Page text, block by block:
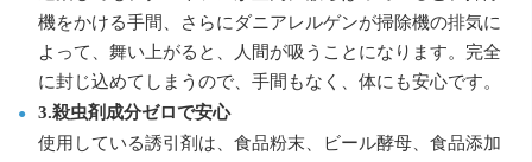
機をかける手間、さらにダニアレルゲンが掃除機の排気に
よって、舞い上がると、人間が吸うことになります。完全
に封じ込めてしまうので、手間もなく、体にも安心です。
3.殺虫剤成分ゼロで安心
使用している誘引剤は、食品粉末、ビール酵母、食品添加